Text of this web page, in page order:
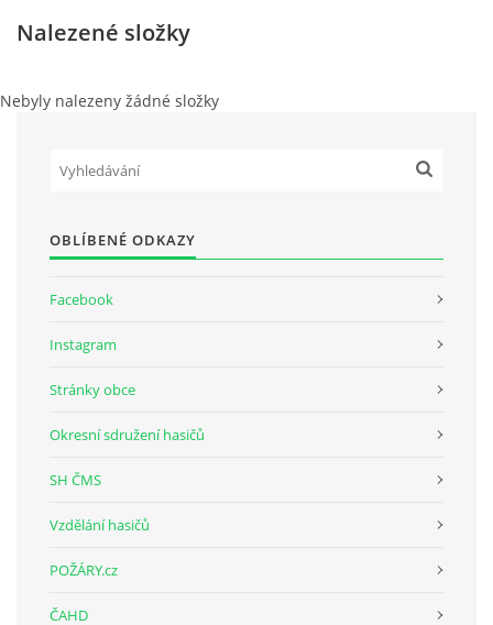
MODLITBA HASIČE
ARCHIV
Nalezené složky
Nebyly nalezeny žádné složky
OBLÍBENÉ ODKAZY
Facebook
Instagram
Stránky obce
Okresní sdružení hasičů
SH ČMS
Vzdělání hasičů
POŽÁRY.cz
ČAHD